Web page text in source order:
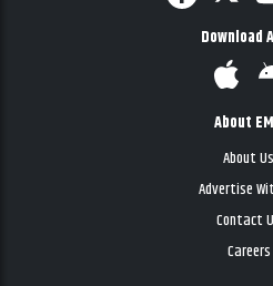
Download
About
About Us
Advertise
Contact
Careers